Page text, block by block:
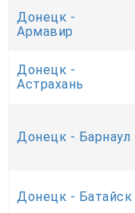
Донецк -
Армавир
Донецк -
Астрахань
Донецк - Барнаул
Донецк - Батайск